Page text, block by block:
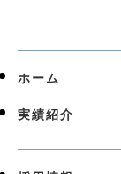
ホーム
実績紹介